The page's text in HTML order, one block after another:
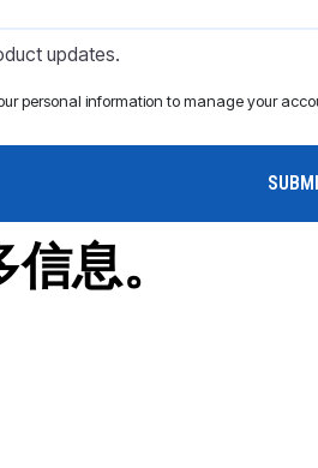
updates.
personal information to manage your
息。